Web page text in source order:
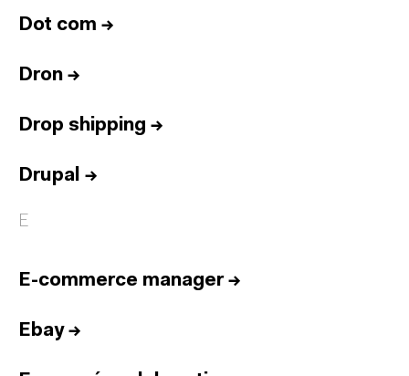
Dot com →
Dron →
Drop shipping →
Drupal →
E
E-commerce manager→
Ebay→